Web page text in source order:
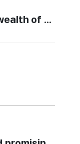
wealth of